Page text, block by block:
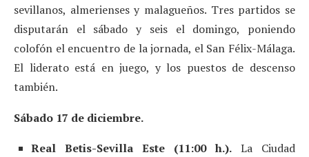
sevillanos, almerienses y malagueños. Tres partidos se
disputarán el sábado y seis el domingo, poniendo
colofón el encuentro de la jornada, el San Félix-Málaga.
El liderato está en juego, y los puestos de descenso
también.
Sábado 17 de diciembre.
Real Betis-Sevilla Este (11:00 h.). La Ciudad